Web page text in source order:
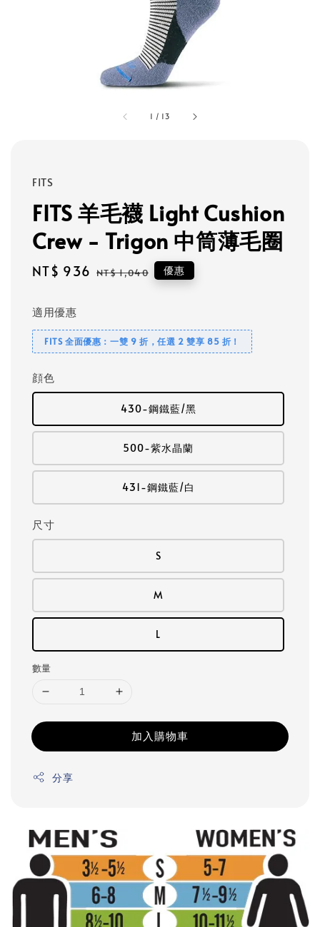
1 / 13
FITS
FITS 羊毛襪 Light Cushion
Crew - Trigon 中筒薄毛圈
Sale
NT$ 936 Regular
NT$ 1,040 優惠
適用優惠
FITS 全面優惠：一雙 9 折，任選 2 雙享 85 折！
顔色
430-鋼鐵藍/黑
500-紫水晶蘭
431-鋼鐵藍/白
尺寸
S
M
L
數量
加入購物車
分享